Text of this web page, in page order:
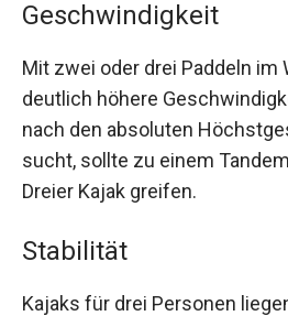
Geschwindigkeit
Mit zwei oder drei Paddeln im
deutlich höhere
nach den absoluten
sucht, sollte zu einem
Dreier Kajak greifen.
Stabilität
Kajaks für drei Personen